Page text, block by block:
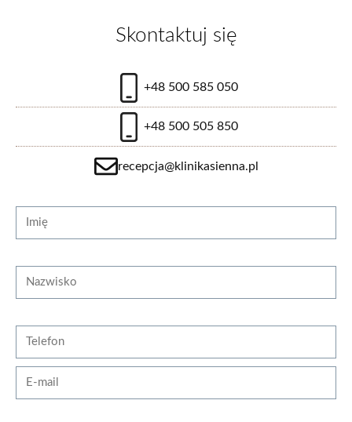
Przeszczep włosów FUT
Od 15000 zł
zobacz więcej
Skontaktuj się
+48 500 585 050
+48 500 505 850
recepcja@klinikasienna.pl